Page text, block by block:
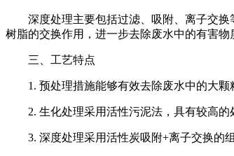
深度处理主要包括过滤、吸附、离子交
树脂的交换作用，进一步去除废水中的有害物
三、工艺特点
1. 预处理措施能够有效去除废水中的大颗
2. 生化处理采用活性污泥法，具有较高的
3. 深度处理采用活性炭吸附+离子交换的